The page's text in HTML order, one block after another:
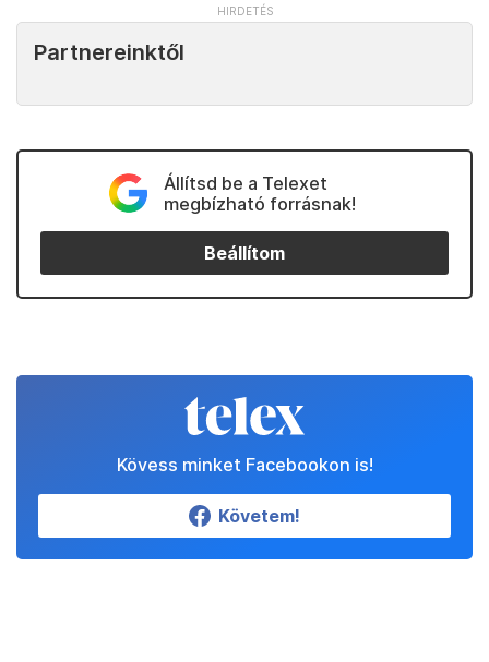
Partnereinktől
Állítsd be a Telexet
megbízható forrásnak!
Beállítom
Kövess minket Facebookon is!
Követem!